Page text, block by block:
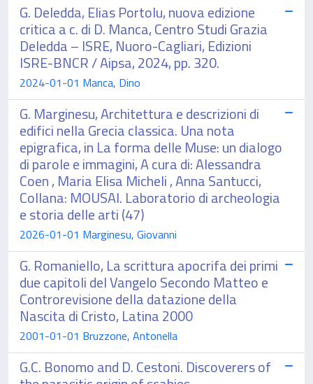
G. Deledda, Elias Portolu, nuova edizione
critica a c. di D. Manca, Centro Studi Grazia
Deledda – ISRE, Nuoro-Cagliari, Edizioni
ISRE-BNCR / Aipsa, 2024, pp. 320.
2024-01-01 Manca, Dino
G. Marginesu, Architettura e descrizioni di
edifici nella Grecia classica. Una nota
epigrafica, in La forma delle Muse: un dialogo
di parole e immagini, A cura di: Alessandra
Coen , Maria Elisa Micheli , Anna Santucci,
Collana: MOUSAI. Laboratorio di archeologia
e storia delle arti (47)
2026-01-01 Marginesu, Giovanni
G. Romaniello, La scrittura apocrifa dei primi
due capitoli del Vangelo Secondo Matteo e
Controrevisione della datazione della
Nascita di Cristo, Latina 2000
2001-01-01 Bruzzone, Antonella
G.C. Bonomo and D. Cestoni. Discoverers of